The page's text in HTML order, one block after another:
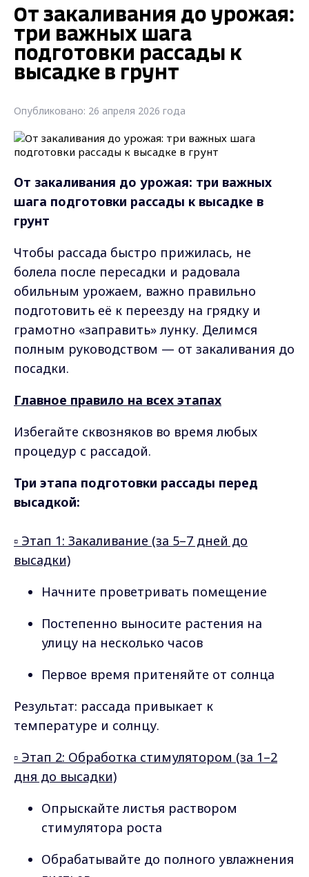
От закаливания до урожая:
три важных шага
подготовки рассады к
высадке в грунт
Опубликовано: 26 апреля 2026 года
От закаливания до урожая: три важных
шага подготовки рассады к высадке в
грунт
Чтобы рассада быстро прижилась, не
болела после пересадки и радовала
обильным урожаем, важно правильно
подготовить её к переезду на грядку и
грамотно «заправить» лунку. Делимся
полным руководством — от закаливания до
посадки.
Главное правило на всех этапах
Избегайте сквозняков во время любых
процедур с рассадой.
Три этапа подготовки рассады перед
высадкой:
▫️ Этап 1: Закаливание (за 5–7 дней до
высадки)
Начните проветривать помещение
Постепенно выносите растения на
улицу на несколько часов
Первое время притеняйте от солнца
Результат: рассада привыкает к
температуре и солнцу.
▫️ Этап 2: Обработка стимулятором (за 1–2
дня до высадки)
Опрыскайте листья раствором
стимулятора роста
Обрабатывайте до полного увлажнения